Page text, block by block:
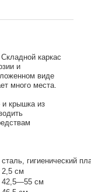
каркас
и
виде
много места.
крышка из
сталь, гигиенический
2,5 см
42,5—55 см